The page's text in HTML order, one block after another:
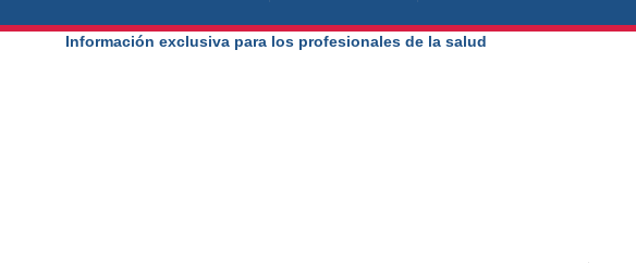
Información exclusiva para los profesionales de la salud